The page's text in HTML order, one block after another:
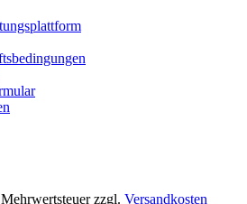
zzgl. Versandkosten